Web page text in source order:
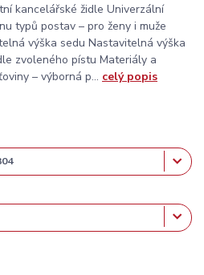
kancelářské židle Univerzální
typů postav – pro ženy i muže
výška sedu Nastavitelná výška
zvoleného pístu Materiály a
– výborná p... celý popis